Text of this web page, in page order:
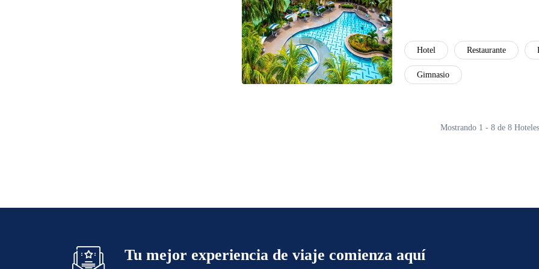
Hotel Restaurante
Gimnasio
Mostrando 1 - 8 de 8 Hoteles
Tu mejor experiencia de viaje comienza aquí